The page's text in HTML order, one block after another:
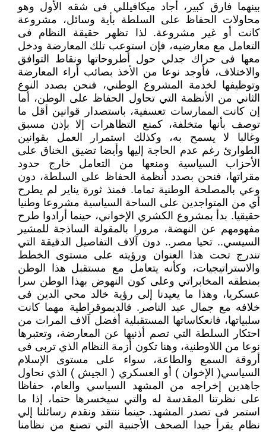
بينهما فارق كبير، أجاد ميكافيللي فى شقه الأول وهو
محاولات الحفاظ على السلطة بأية وسائل، مشروعة
كانت أو غير مشروعة. لذا تظهر حقيقة النظام فى
التعامل مع معارضيه، فإن استوعب تلك المعارضة ودخل
معها فى حراك جدلي حول أطروحاتها ونقاط التوافق
والاختلاف، فأوجد نوعا من الأخذ بصائب أراء المعارضة
وتوظيفها لخدمة المشروع الوطني، فنحن بصدد النوع
الثاني من الأنظمة التي تحاول الحفاظ على الوطن، أما
إن كانت الممارسات تعسفية، باستصدار قوانين أقل ما
توصف بأنها متخلفة، كمنع التظاهرات إلا بإذن مسبق
وغالبا لا يسمح به، وكذلك استمرار العمل بقوانين
الطوارئ رغم عدم الحاجة إليها وأيضا تضيق الخناق على
الأحزاب السياسية ومنعها من التعامل خارج حدود
مقراتها، فنحن بصدد أنظمة الحفاظ على السلطة، دون
وعي بالمصلحة الوطنية تماما. فمنذ ثورة يناير لم يطرح
أي من المتواجدين على الساحة السياسية مشروعا وطنيا
حقيقيا. بدأ بمشروع الكشري الإخواني، حينما أرادوا طرح
مفهومهم عن النهضة، مرورا بالمقولة الساذجة للمشير
السيسي.. تحيا مصر.. دون آلاف التفاصيل الدقيقة التي
تندرج تحت هذا العنوان ورؤيته على مستوى الخطط
والاستراتيجيات، وكأنه يتعامل مع مستقبل هذا الوطن
بمنطقه المخابراتي وعلى كون النهوض بهذا الوطن سرا
عسكريا، وهذا ما يعيدنا إلى رؤية خالد محي الدين فى
خلافه مع جمال عبد الناصر. فالديموقراطية مهما كانت
سلبياتها، فانعكاساتها المستقبلية أفضل آلاف المرات من
احتكار السلطة التي تصم أذنيها عن المعارضة، وتعتبرها
نوعا من اللاوطنية، وهنا تكون أزمة النظام الذي تربى فى
أروقة السمع والطاعة، سواء على مستوى الإسلام
السياسي( الإخوان ) أو العسكري ( الجيش ) الذي نحاول
جاهدين إخراجه من المشهد السياسي والعام، حفاظا
على نظرتنا المقدسة له والتي سيخسرها حتما، إذا ما
استمر فى تصدر المشهد. حينما ننتقد ونقدم رسائلنا إلي
نظام يقرأ جيدا الصحف الأجنبية التي تصنع من نظامنا